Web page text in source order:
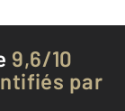
9,6/10
par